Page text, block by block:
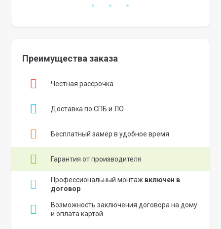
Преимущества заказа
Честная рассрочка
Доставка по СПБ и ЛО
Бесплатный замер в удобное время
Гарантия от производителя
Профессиональный монтаж включен в
договор
Возможность заключения договора на дому
и оплата картой